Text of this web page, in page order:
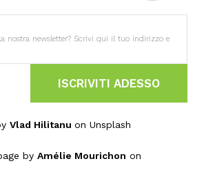
ISCRIVITI ADESSO
Vlad Hilitanu on Unsplash
by Amélie Mourichon on